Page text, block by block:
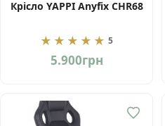
Крісло YAPPI Anyfix CHR68
★★★★★ 5
5.900грн